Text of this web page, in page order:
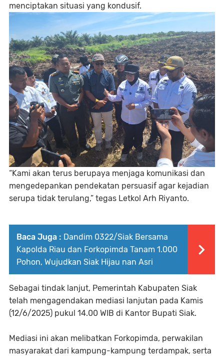
menciptakan situasi yang kondusif.
“Kami akan terus berupaya menjaga komunikasi dan
mengedepankan pendekatan persuasif agar kejadian
serupa tidak terulang,” tegas Letkol Arh Riyanto.
Baca Juga : Dandim 0322/Siak Bersama
Kapolda Riau dan Forkopimda Tanam 1.000
Pohon, Wujudkan Siak Hijau nan Asri
Sebagai tindak lanjut, Pemerintah Kabupaten Siak
telah mengagendakan mediasi lanjutan pada Kamis
(12/6/2025) pukul 14.00 WIB di Kantor Bupati Siak.
Mediasi ini akan melibatkan Forkopimda, perwakilan
masyarakat dari kampung-kampung terdampak, serta